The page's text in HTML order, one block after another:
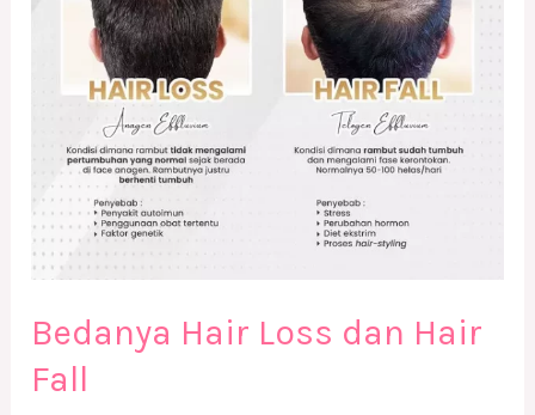
Bedanya Hair Loss dan Hair
Fall